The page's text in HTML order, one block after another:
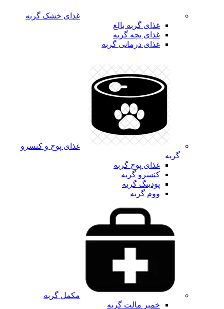
غذای خشک گربه
غذای گربه بالغ
غذای بچه گربه
غذای درمانی گربه
غذای پوچ و کنسرو
گربه
غذای پوچ گربه
کنسرو گربه
پودینگ گربه
ووم گربه
مکمل گربه
خمیر مالت گربه